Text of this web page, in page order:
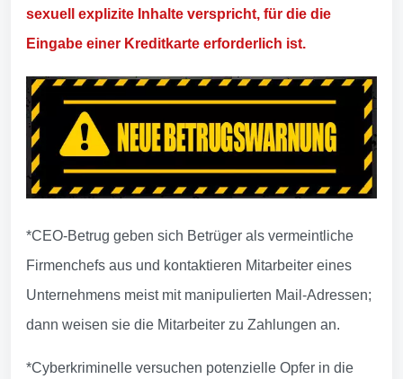
sexuell explizite Inhalte verspricht, für die die
Eingabe einer Kreditkarte erforderlich ist.
*CEO-Betrug geben sich Betrüger als vermeintliche
Firmenchefs aus und kontaktieren Mitarbeiter eines
Unternehmens meist mit manipulierten Mail-Adressen;
dann weisen sie die Mitarbeiter zu Zahlungen an.
*Cyberkriminelle versuchen potenzielle Opfer in die